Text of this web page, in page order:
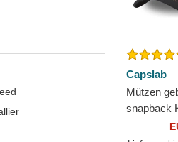
Capslab
Mützen
snapback
Scooby-